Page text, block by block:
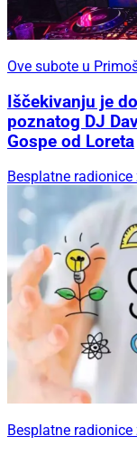
Ove subote u
Iščekivanju je
poznatog DJ
Gospe od Loreta
Besplatne radionice
Besplatne radionice